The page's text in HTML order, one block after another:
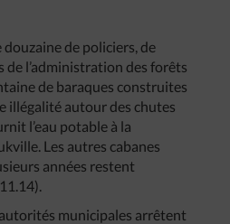
douzaine de policiers, de
de l’administration des forêts
de baraques construites
illégalité autour des chutes
l’eau potable à la
Les autres cabanes
années restent
municipales arrêtent